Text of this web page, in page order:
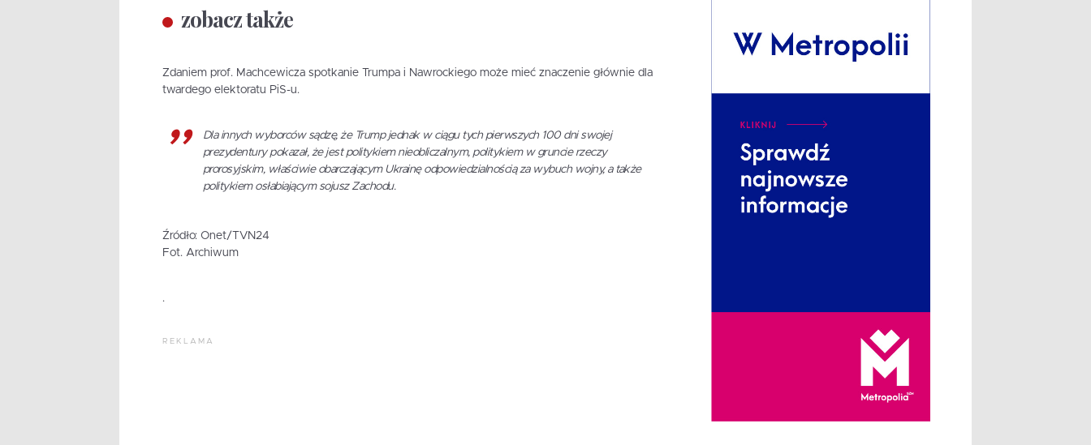
zobacz także
Zdaniem prof. Machcewicza spotkanie Trumpa i Nawrockiego może mieć znaczenie głównie dla
twardego elektoratu PiS-u.
Dla innych wyborców sądzę, że Trump jednak w ciągu tych pierwszych 100 dni swojej
prezydentury pokazał, że jest politykiem nieobliczalnym, politykiem w gruncie rzeczy
prorosyjskim, właściwie obarczającym Ukrainę odpowiedzialnością za wybuch wojny, a także
politykiem osłabiającym sojusz Zachodu.
Źródło: Onet/TVN24
Fot. Archiwum
.
REKLAMA